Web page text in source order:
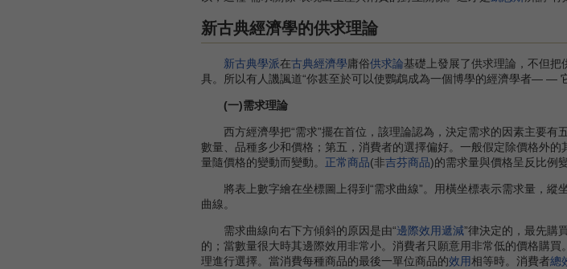
新古典經濟學的供求理論
新古典學派在古典經濟學庸俗供求論基礎上發展了供求理論，不但把
具。所以有人譏諷道“你甚至於可以使鸚鵡成為一個博學的經濟學者— — 它
(一)需求理論
西方經濟學把“需求”擺在首位，該理論認為，決定需求的因素主要有五
數量、品種多少和價格；第五，消費者的選擇偏好。一般假定除價格外
量隨價格的變動而變動。 正常商品(非吉芬商品)的需求量與價格呈反比例
將表上數字繪在坐標圖上得到“需求曲線”。用橫坐標表示需求量，縱
曲線。
需求曲線向右下方傾斜的原因是由“邊際效用遞減”律決定的，最先購
的；當數量很大時其邊際效用非常小。消費者只願意用非常低的價格購
理進行選擇。當消費每種商品的最後一單位商品的效用相等時。消費者總